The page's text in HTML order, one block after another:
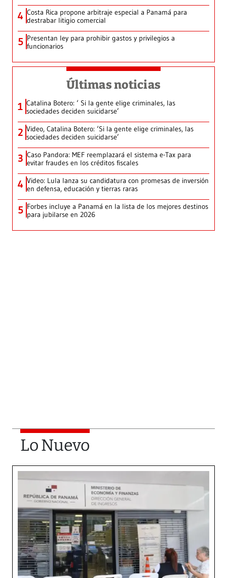
4 Costa Rica propone arbitraje especial a Panamá para
destrabar litigio comercial
5 Presentan ley para prohibir gastos y privilegios a
funcionarios
Últimas noticias
1 Catalina Botero: ‘ Si la gente elige criminales, las
sociedades deciden suicidarse’
2 Video, Catalina Botero: ‘Si la gente elige criminales, las
sociedades deciden suicidarse’
3 Caso Pandora: MEF reemplazará el sistema e-Tax para
evitar fraudes en los créditos fiscales
4 Video: Lula lanza su candidatura con promesas de inversión
en defensa, educación y tierras raras
5 Forbes incluye a Panamá en la lista de los mejores destinos
para jubilarse en 2026
Lo Nuevo